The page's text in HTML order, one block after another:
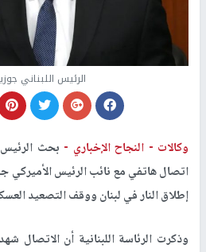
الرئيس اللبناني
وكالات - النجاح الإخباري - بحث
اتصال هاتفي مع نائب الرئيس
إطلاق النار في لبنان ووقف التصعيد
وذكرت الرئاسة اللبنانية أن الاتصال